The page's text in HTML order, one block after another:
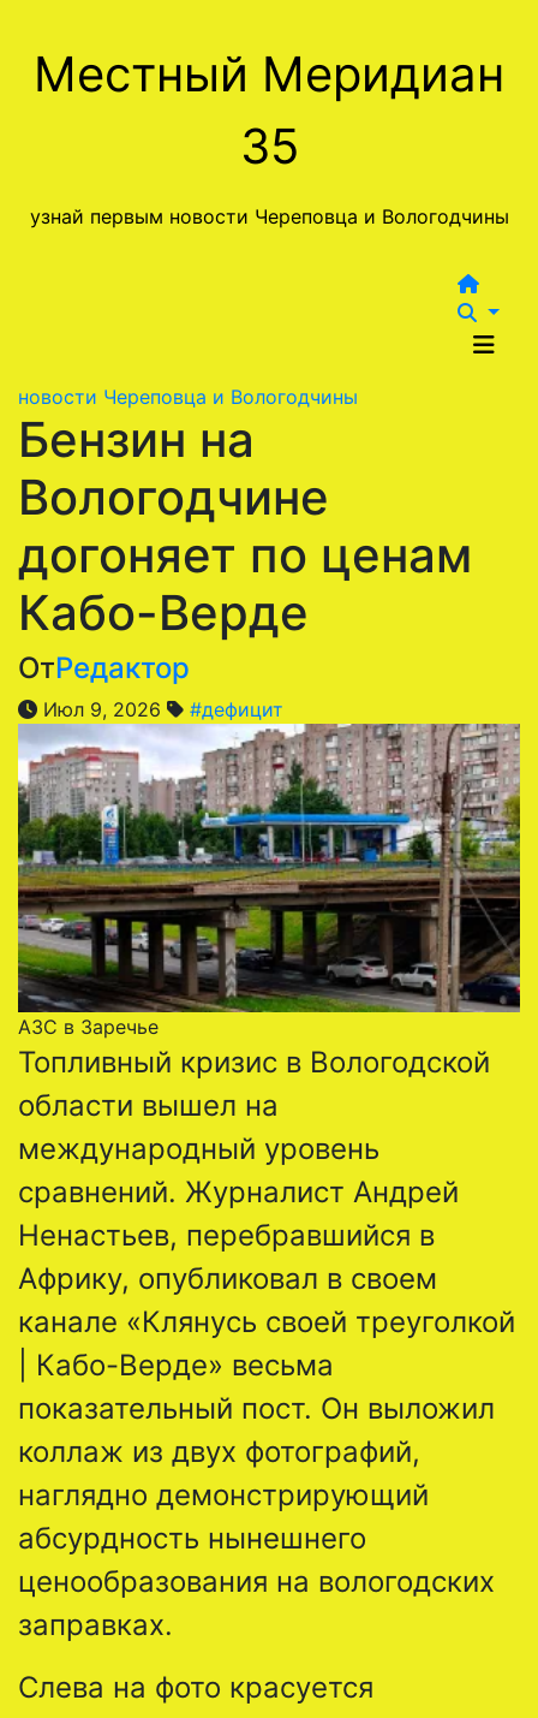
содержимому
Местный Меридиан
35
узнай первым новости Череповца и Вологодчины
новости Череповца и Вологодчины
Бензин на
Вологодчине
догоняет по ценам
Кабо-Верде
ОтРедактор
Июл 9, 2026 #дефицит
АЗС в Заречье
Топливный кризис в Вологодской
области вышел на
международный уровень
сравнений. Журналист Андрей
Ненастьев, перебравшийся в
Африку, опубликовал в своем
канале «Клянусь своей треуголкой
| Кабо-Верде» весьма
показательный пост. Он выложил
коллаж из двух фотографий,
наглядно демонстрирующий
абсурдность нынешнего
ценообразования на вологодских
заправках.
Слева на фото красуется